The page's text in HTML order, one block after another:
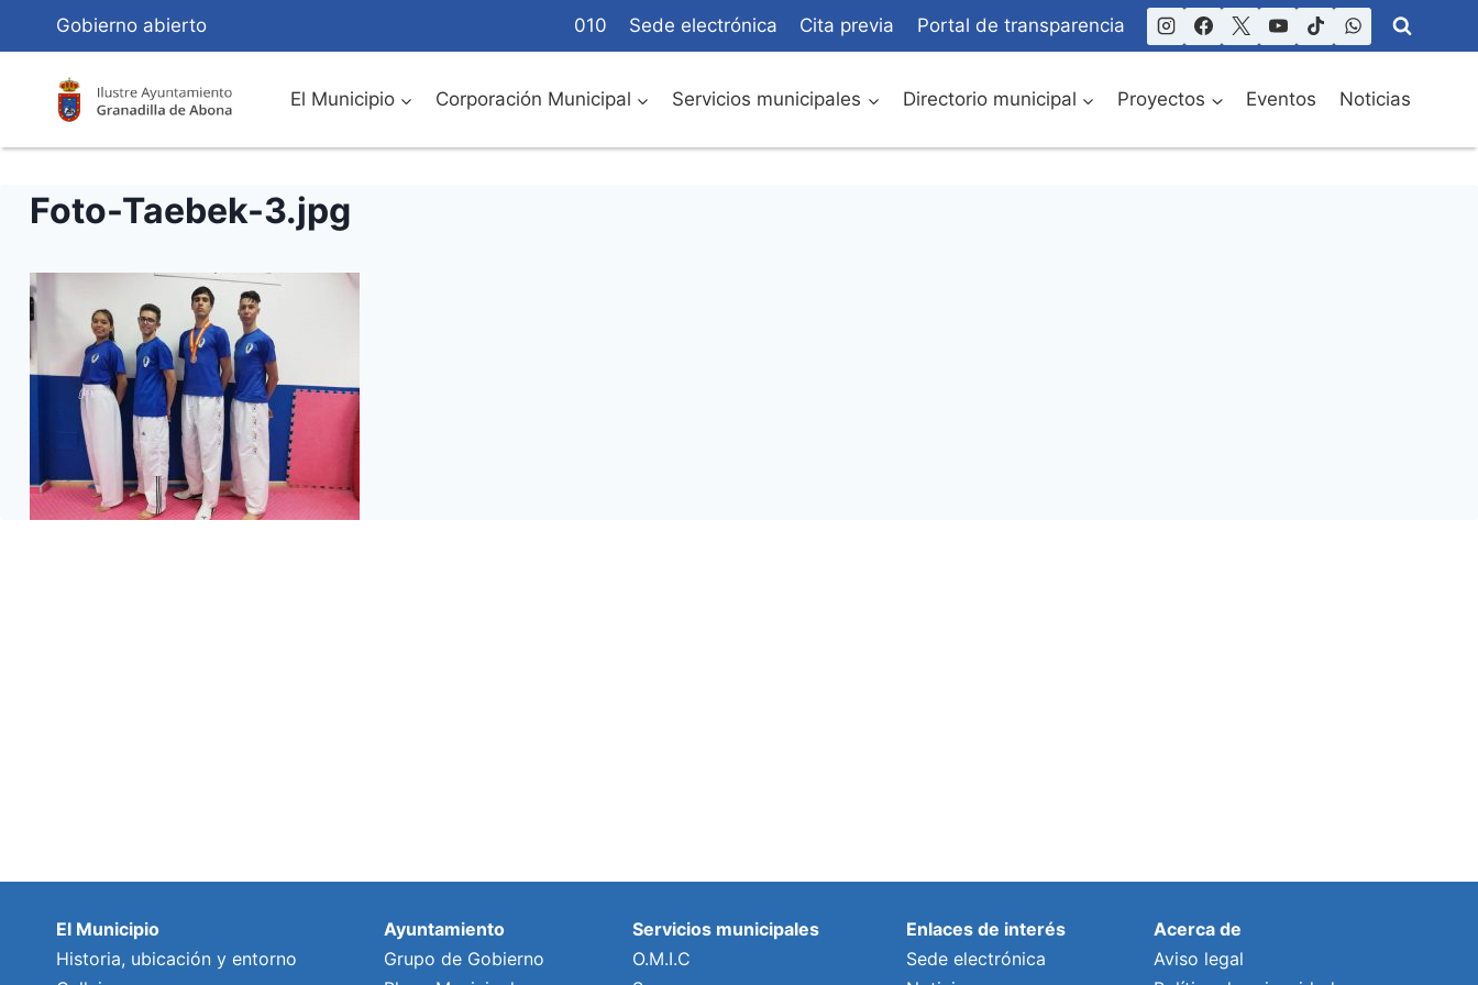
Contenido
Gobierno abierto 010 Sede electrónica Cita previa Portal de transparencia
El Municipio Corporación Municipal Servicios municipales Directorio municipal Proyectos Eventos Noticias
Foto-Taebek-3.jpg
El Municipio
Historia, ubicación y entorno
Ayuntamiento
Grupo de Gobierno
Servicios municipales
O.M.I.C
Enlaces de interés
Sede electrónica
Acerca de
Aviso legal